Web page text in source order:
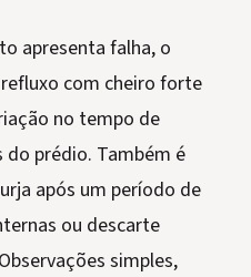
apresenta falha, o
com cheiro forte
no tempo de
prédio. Também é
após um período de
ou descarte
simples,